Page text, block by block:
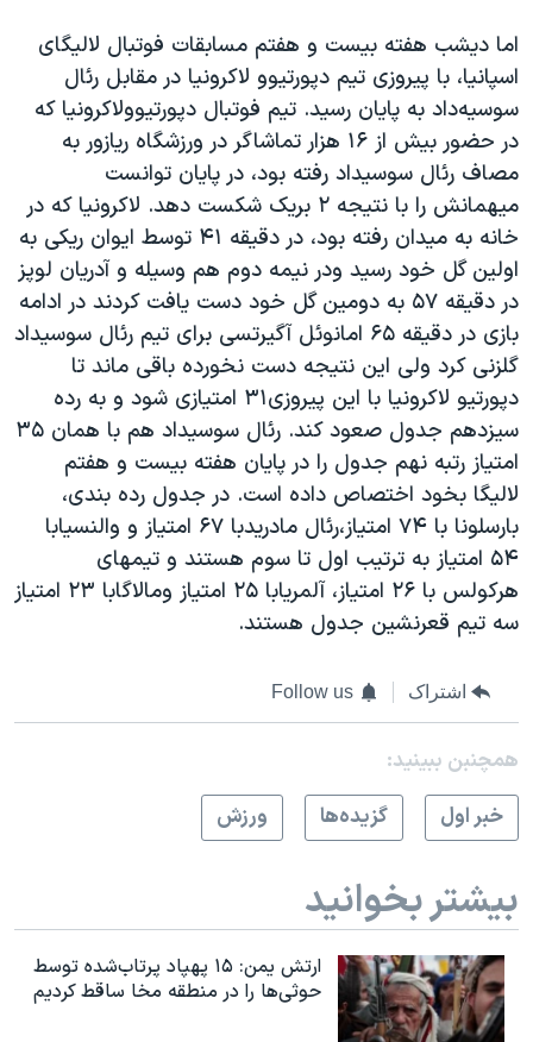
اما دیشب هفته بیست و هفتم مسابقات فوتبال لالیگای
اسپانیا، با پیروزی تیم دپورتیوو لاکرونیا در مقابل رئال
سوسیه‌داد به پایان رسید. تیم فوتبال دپورتیوولاکرونیا که
در حضور بیش از ۱۶ هزار تماشاگر در ورزشگاه ریازور به
مصاف رئال سوسیداد رفته بود، در پایان توانست
میهمانش را با نتیجه ۲ بریک شکست دهد. لاکرونیا که در
خانه به میدان رفته بود، در دقیقه ۴۱ توسط ایوان ریکی به
اولین گل خود رسید ودر نیمه دوم هم وسیله و آدریان لوپز
در دقیقه ۵۷ به دومین گل خود دست یافت کردند در ادامه
بازی در دقیقه ۶۵ امانوئل آگیرتسی برای تیم رئال سوسیداد
گلزنی کرد ولی این نتیجه دست نخورده باقی ماند تا
دپورتیو لاکرونیا با این پیروزی۳۱ امتیازی شود و به رده
سیزدهم جدول صعود کند. رئال سوسیداد هم با همان ۳۵
امتیاز رتبه نهم جدول را در پایان هفته بیست و هفتم
لالیگا بخود اختصاص داده است. در جدول رده بندی،
بارسلونا با ۷۴ امتیاز،رئال مادریدبا ۶۷ امتیاز و والنسیابا
۵۴ امتیاز به ترتیب اول تا سوم هستند و تیمهای
هرکولس با ۲۶ امتیاز، آلمریابا ۲۵ امتیاز ومالاگابا ۲۳ امتیاز
سه تیم قعرنشین جدول هستند.
اشتراک Follow us
همچنبن ببینید:
خبر اول
گزيده‌ها ورزش
بیشتر بخوانید
ارتش یمن: ۱۵ پهپاد پرتاب‌شده توسط
حوثی‌ها را در منطقه مخا ساقط کردیم